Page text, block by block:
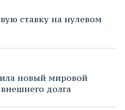
ставку на нулевом
новый мировой
долга